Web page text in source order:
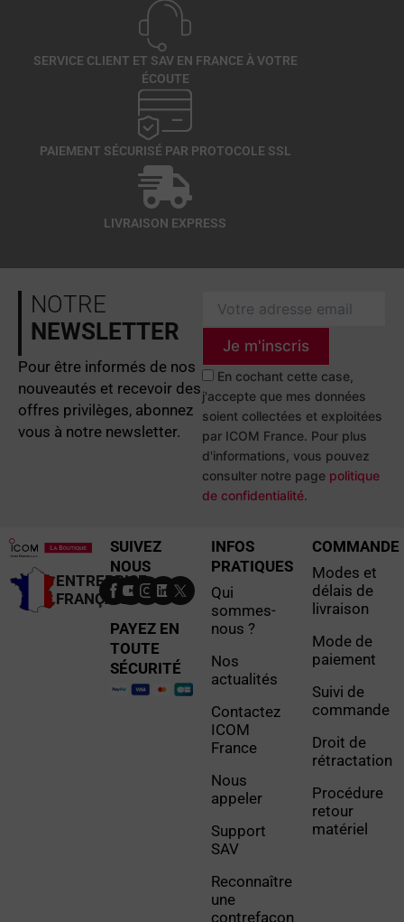
SERVICE CLIENT ET SAV EN FRANCE À VOTRE
ÉCOUTE
PAIEMENT SÉCURISÉ PAR PROTOCOLE SSL
LIVRAISON EXPRESS
NOTRE
NEWSLETTER
Pour être informés de nos
nouveautés et recevoir des
offres privilèges, abonnez
vous à notre newsletter.
Je m'inscris
En cochant cette case,
j'accepte que mes données
soient collectées et exploitées
par ICOM France. Pour plus
d'informations, vous pouvez
consulter notre page politique
de confidentialité.
ENTREPRISE
FRANÇAISE
INFOS
PRATIQUES
Qui
sommes-
nous ?
Nos
actualités
Contactez
ICOM
France
Nous
appeler
Support
SAV
Reconnaître
une
contrefaçon
COMMANDE
Modes et
délais de
livraison
Mode de
paiement
Suivi de
commande
Droit de
rétractation
Procédure
retour
matériel
SUIVEZ
NOUS
PAYEZ EN
TOUTE
SÉCURITÉ